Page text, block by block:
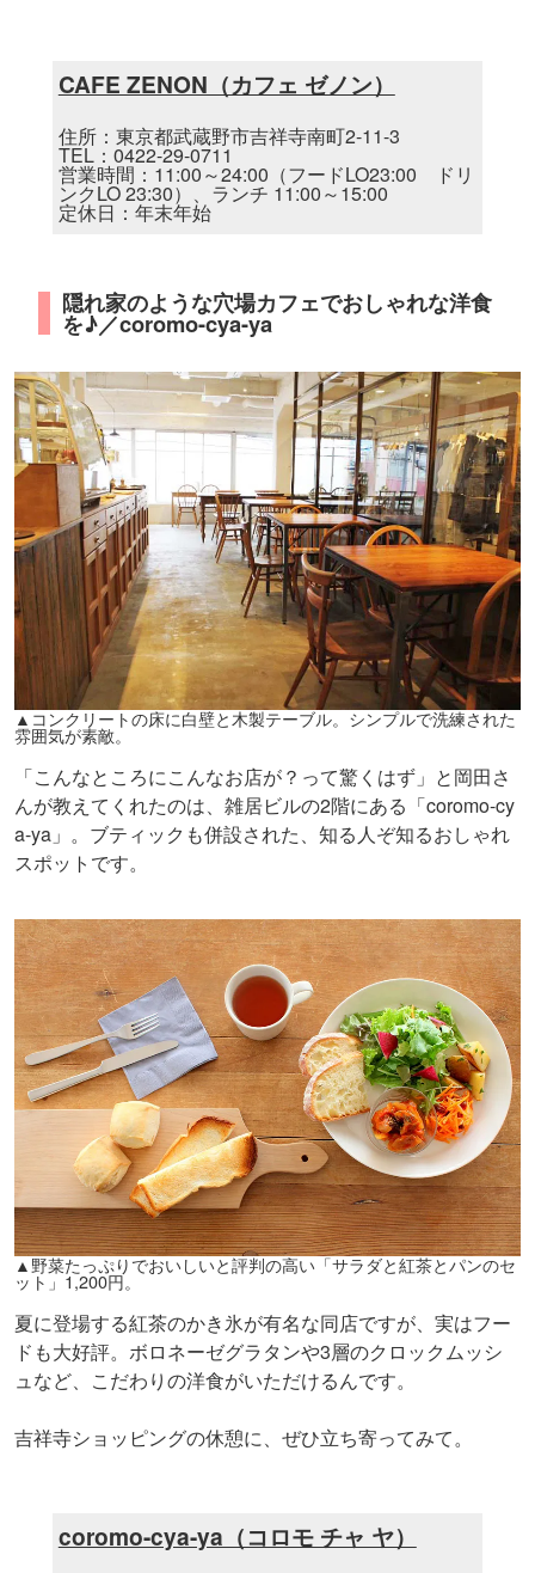
CAFE ZENON（カフェ ゼノン）
住所：東京都武蔵野市吉祥寺南町2-11-3
TEL：0422-29-0711
営業時間：11:00～24:00（フードLO23:00 ドリ
ンクLO 23:30）、ランチ 11:00～15:00
定休日：年末年始
隠れ家のような穴場カフェでおしゃれな洋食
を♪／coromo-cya-ya
▲コンクリートの床に白壁と木製テーブル。シンプルで洗練された
雰囲気が素敵。
「こんなところにこんなお店が？って驚くはず」と岡田さ
んが教えてくれたのは、雑居ビルの2階にある「coromo-cy
a-ya」。ブティックも併設された、知る人ぞ知るおしゃれ
スポットです。
▲野菜たっぷりでおいしいと評判の高い「サラダと紅茶とパンのセ
ット」1,200円。
夏に登場する紅茶のかき氷が有名な同店ですが、実はフー
ドも大好評。ボロネーゼグラタンや3層のクロックムッシ
ュなど、こだわりの洋食がいただけるんです。
吉祥寺ショッピングの休憩に、ぜひ立ち寄ってみて。
coromo-cya-ya（コロモ チャ ヤ）